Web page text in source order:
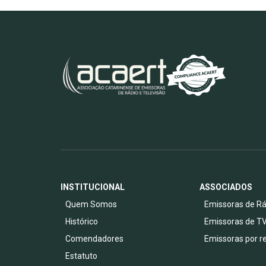
INSTITUCIONAL
Quem Somos
Histórico
Comendadores
Estatuto
ASSOCIADOS
Emissoras de
Emissoras de
Emissoras por